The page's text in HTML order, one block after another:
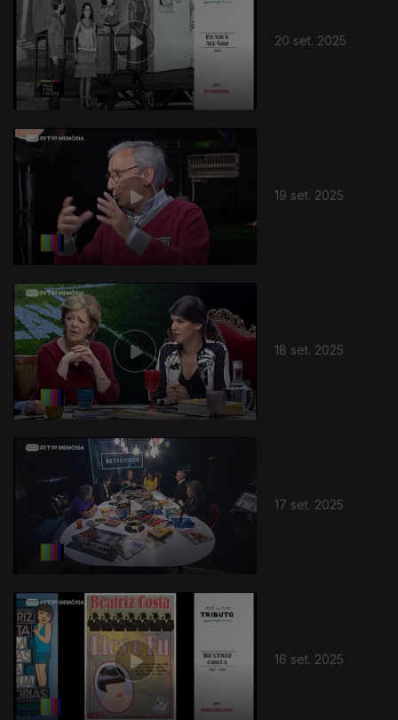
20 set. 2025
19 set. 2025
18 set. 2025
17 set. 2025
16 set. 2025